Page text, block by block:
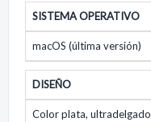
SISTEMA OPERATIVO
macOS (última versión)
DISEÑO
Color plata, ultradelgado